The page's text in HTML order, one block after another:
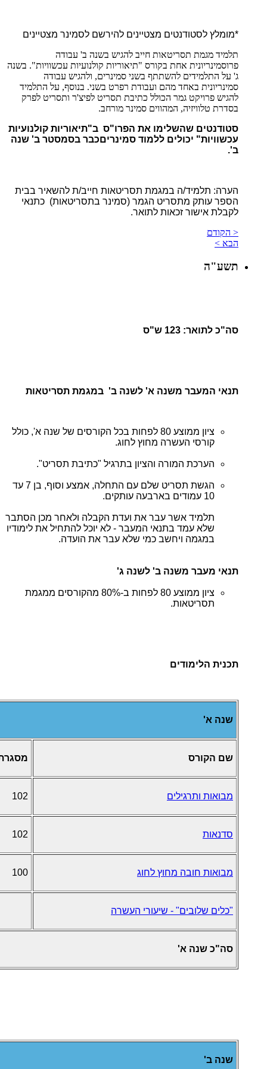
*מומלץ לסטודנטים מצטיינים להירשם לסמינר מצטיינים
תלמיד מגמת תסריטאות חייב להגיש בשנה ב' עבודה
פרוסמינריונית אחת בקורס "תיאוריות קולנועיות עכשוויות". בשנה
ג' על התלמידים להשתתף בשני סמינרים, ולהגיש עבודה
סמינריונית באחד מהם ועבודת רפרט בשני. בנוסף, על התלמיד
להגיש פרויקט גמר הכולל כתיבת תסריט לפיצ'ר ותסריט לפרק
בסדרת טלוויזיה, המהווים סמינר מורחב.
סטודנטים שהשלימו את הפרו"ס ב"תיאוריות קולנועיות
עכשוויות" יכולים ללמוד סמינריםכבר בסמסטר ב' שנה
ב'.
הערה: תלמיד/ה במגמת תסריטאות חייב/ת להשאיר בבית
הספר עותק מתסריט הגמר (סמינר בתסריטאות) כתנאי
לקבלת אישור זכאות לתואר.
< הקודם
הבא >
תשע"ה
סה"כ לתואר: 123 ש"ס
תנאי המעבר משנה א' לשנה ב' במגמת תסריטאות
ציון ממוצע 80 לפחות בכל הקורסים של שנה א', כולל
קורסי העשרה מחוץ לחוג.
הערכת המורה והציון בתרגיל "כתיבת תסריט".
הגשת תסריט שלם עם התחלה, אמצע וסוף, בן 7 עד
10 עמודים בארבעה עותקים.
תלמיד אשר עבר את ועדת הקבלה ולאחר מכן הסתבר
שלא עמד בתנאי המעבר - לא יוכל להתחיל את לימודיו
במגמה ויחשב כמי שלא עבר את הועדה.
תנאי מעבר משנה ב' לשנה ג'
ציון ממוצע 80 לפחות ב-80% מהקורסים ממגמת
תסריטאות.
תכנית הלימודים
שנה א'
שם הקורס
מבואות ותרגילים 102
סדנאות 102
מבואות חובה מחוץ לחוג 100
"כלים שלובים" - שיעורי העשרה
סה"כ שנה א'
שנה ב'